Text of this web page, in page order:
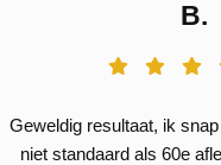
B.
Geweldig resultaat, ik
niet standaard als 60e